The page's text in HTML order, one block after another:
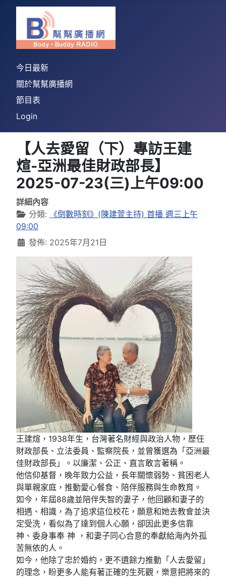
今日最新
關於幫幫廣播網
節目表
Login
【人去愛留（下）專訪王建
煊-亞洲最佳財政部長】
2025-07-23(三)上午09:00
詳細內容
分類:
《倒數時刻》(陳建萱主持) 首播 週三上午
09:00
發佈: 2025年7月21日
王建煊，1938年生，台灣著名財經與政治人物，歷任
財政部長、立法委員、監察院長，並曾獲選為「亞洲最
佳財政部長」。以廉潔、公正、直言敢言著稱。
他信仰基督，晚年致力公益，長年關懷弱勢、貧困老人
與單親家庭，推動愛心餐食、陪伴服務與生命教育。
如今，年屆88歲並陪伴失智的妻子，他回顧和妻子的
相遇、相識，為了追求這位校花，願意和她去教會並決
定受洗，看似為了達到個人心願，卻因此更多信靠
神、委身事奉 神 ，和妻子同心合意的奉獻給海內外孤
苦無依的人。
如今，他除了忠於婚約，更不遺餘力推動「人去愛留」
的理念，盼更多人能有著正確的生死觀，樂意把將來的